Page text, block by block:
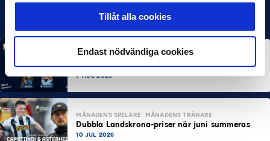
Tillåt alla cookies
Endast nödvändiga cookies
MÅNADENS SPELARE MÅNADENS TRÄNARE
Rösta på Månadens Spelare & Tränare i juli
7 AUG 2026
MÅNADENS SPELARE MÅNADENS TRÄNARE
Dubbla Landskrona-priser när juni summeras
10 JUL 2026